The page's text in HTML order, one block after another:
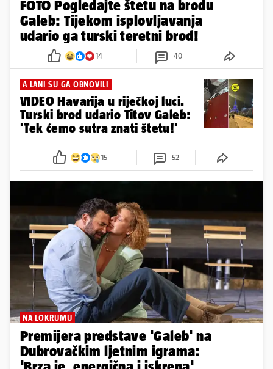
FOTO Pogledajte štetu na brodu
Galeb: Tijekom isplovljavanja
udario ga turski teretni brod!
14 40
A LANI SU GA OBNOVILI
VIDEO Havarija u riječkoj luci.
Turski brod udario Titov Galeb:
'Tek ćemo sutra znati štetu!'
15 52
NA LOKRUMU
Premijera predstave 'Galeb' na
Dubrovačkim ljetnim igrama: